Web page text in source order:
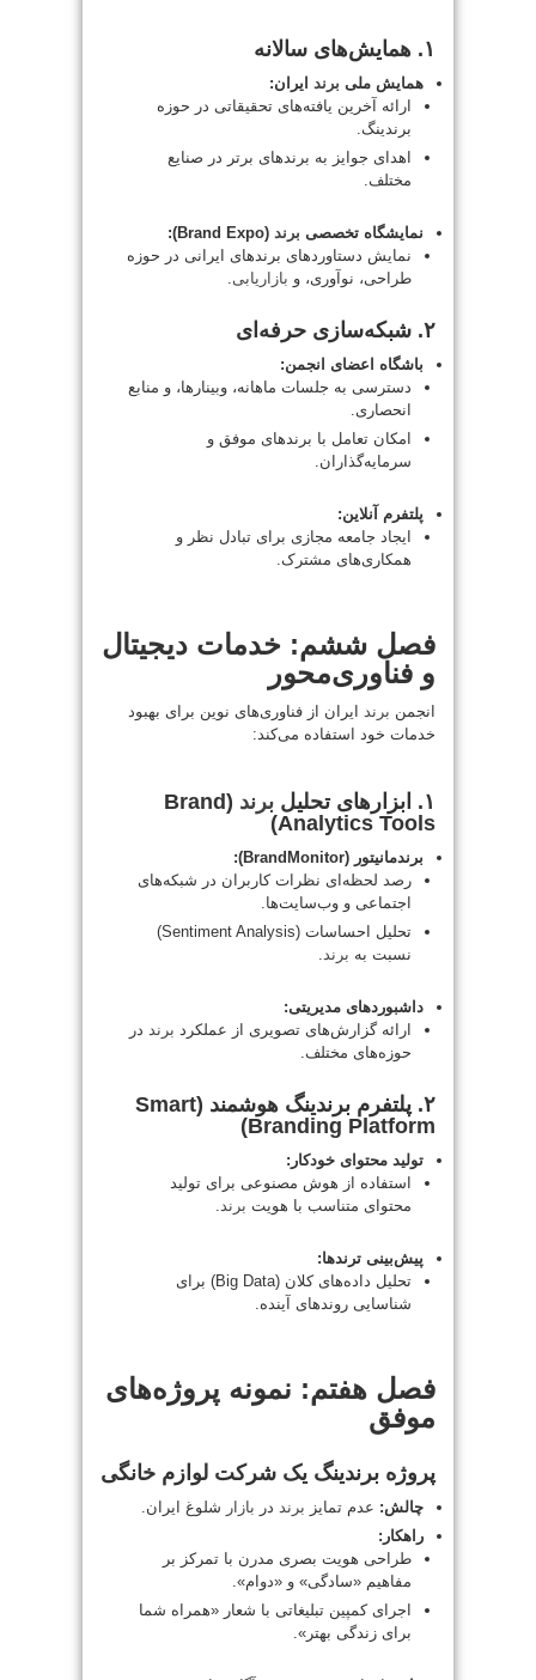
۱. همایش‌های سالانه
همایش ملی برند ایران:
ارائه آخرین یافته‌های تحقیقاتی در حوزه
برندینگ.
اهدای جوایز به برندهای برتر در صنایع
مختلف.
نمایشگاه تخصصی برند (Brand Expo):
نمایش دستاوردهای برندهای ایرانی در حوزه
طراحی، نوآوری، و بازاریابی
۲. شبکه‌سازی حرفه‌ای
باشگاه اعضای انجمن:
دسترسی به جلسات ماهانه، وبینارها، و منابع
انحصاری.
امکان تعامل با برندهای موفق و
سرمایه‌گذاران.
پلتفرم آنلاین:
ایجاد جامعه مجازی برای تبادل نظر و
همکاری‌های مشترک.
فصل ششم: خدمات دیجیتال
و فناوری‌محور
انجمن برند
ایران از فناوری‌های نوین برای بهبود
خدمات خود استفاده می‌کند:
۱. ابزارهای تحلیل برند
(Brand
Analytics Tools)
برندمانیتور (BrandMonitor):
رصد لحظه‌ای نظرات کاربران در شبکه‌های
اجتماعی و وب‌سایت‌ها.
تحلیل احساسات (Sentiment Analysis)
نسبت به برند
داشبوردهای مدیریتی:
ارائه گزارش‌های تصویری از عملکرد برند در
حوزه‌های مختلف.
۲. پلتفرم برندینگ هوشمند (Smart
Branding Platform)
تولید محتوای خودکار:
استفاده از هوش مصنوعی برای تولید
محتوای متناسب با هویت برند
پیش‌بینی ترندها:
تحلیل داده‌های کلان (Big Data) برای
شناسایی روندهای آینده.
فصل هفتم: نمونه پروژه‌های
موفق
پروژه برندینگ یک شرکت لوازم خانگی
چالش: عدم تمایز برند در بازار شلوغ ایران.
راهکار:
طراحی هویت بصری مدرن با تمرکز بر
مفاهیم «سادگی» و «دوام».
اجرای کمپین تبلیغاتی با شعار «همراه شما
برای زندگی بهتر».